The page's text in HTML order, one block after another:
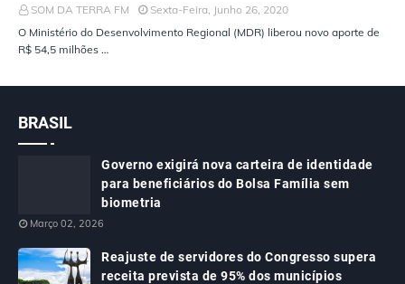
SOM DA TERRA FM
Sexta-Feira, Junho 26, 2020
O Ministério do Desenvolvimento Regional (MDR) liberou novo aporte de
R$ 54,5 milhões …
BRASIL
Governo exigirá nova carteira de identidade
para beneficiários do Bolsa Família sem
biometria
Março 02, 2026
Reajuste de servidores do Congresso supera
receita prevista de 95% dos municípios